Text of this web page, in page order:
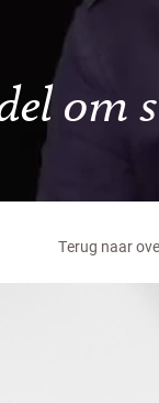
om
Terug naar